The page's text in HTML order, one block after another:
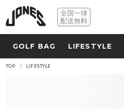
全国一律
配送無料
GOLF BAG LIFESTYLE
TOP LIFESTYLE